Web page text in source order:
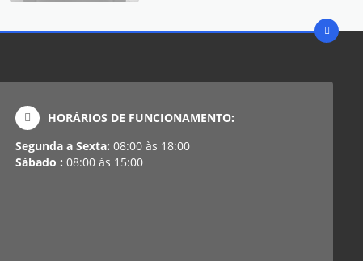
HORÁRIOS DE FUNCIONAMENTO:
Segunda a Sexta: 08:00 às 18:00
Sábado : 08:00 às 15:00